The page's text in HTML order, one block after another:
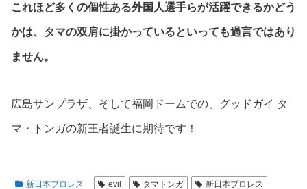
これほど多くの個性ある外国人選手らが活躍できるかどう
かは、タマの双肩に掛かっているといっても過言ではあり
ません。
広島サンプラザ、そして福岡ドームでの、グッドガイ タ
マ・トンガの新王者誕生に期待です！
新日本プロレス evil タマトンガ 新日本プロレス